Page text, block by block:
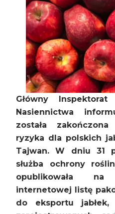
Główny
Nasiennictwa
została
ryzyka dla polskich
Tajwan. W dniu 31
służba ochrony
opublikowała
internetowej listę
do eksportu